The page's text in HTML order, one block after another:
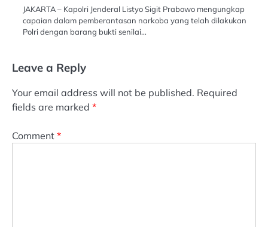
JAKARTA – Kapolri Jenderal Listyo Sigit Prabowo mengungkap
capaian dalam pemberantasan narkoba yang telah dilakukan
Polri dengan barang bukti senilai…
Leave a Reply
Your email address will not be published. Required
fields are marked *
Comment *